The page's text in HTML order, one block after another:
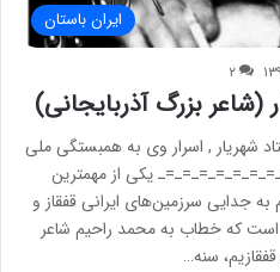
ایران باستان
۲
بزرگ آذربایجانی)
شهریار , اسرار وی به همبستگی ملی
یکی از مهمترین
جدایی سرزمین‌های ایرانی قفقاز و
که خطاب به محمد راحیم شاعر
سنه…